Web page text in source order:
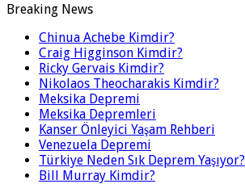
Breaking News
Chinua Achebe Kimdir?
Craig Higginson Kimdir?
Ricky Gervais Kimdir?
Nikolaos Theocharakis Kimdir?
Meksika Depremi
Meksika Depremleri
Kanser Önleyici Yaşam Rehberi
Venezuela Depremi
Türkiye Neden Sık Deprem Yaşıyor?
Bill Murray Kimdir?